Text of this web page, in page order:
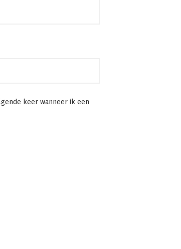
keer wanneer ik een